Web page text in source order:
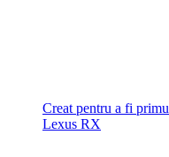
Creat pentru a fi
Lexus RX